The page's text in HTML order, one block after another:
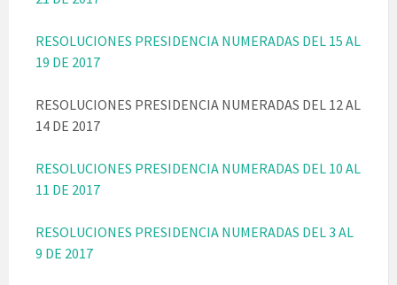
RESOLUCIONES PRESIDENCIA NUMERADAS DEL 15 AL
19 DE 2017
RESOLUCIONES PRESIDENCIA NUMERADAS DEL 12 AL
14 DE 2017
RESOLUCIONES PRESIDENCIA NUMERADAS DEL 10 AL
11 DE 2017
RESOLUCIONES PRESIDENCIA NUMERADAS DEL 3 AL
9 DE 2017